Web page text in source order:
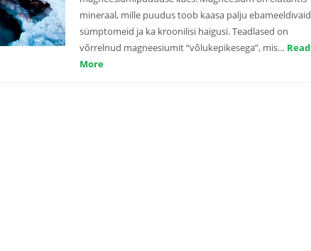
mineraal, mille puudus toob kaasa palju ebameeldivaid
sümptomeid ja ka kroonilisi haigusi. Teadlased on
võrrelnud magneesiumit “võlukepikesega”, mis… Read
More